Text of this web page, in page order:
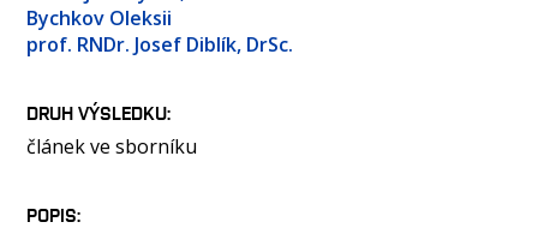
OSOBY
MÉDIA
KONTAKT
Bychkov Oleksii
prof. RNDr. Josef Diblík, DrSc.
DRUH VÝSLEDKU
článek ve sborníku
POPIS